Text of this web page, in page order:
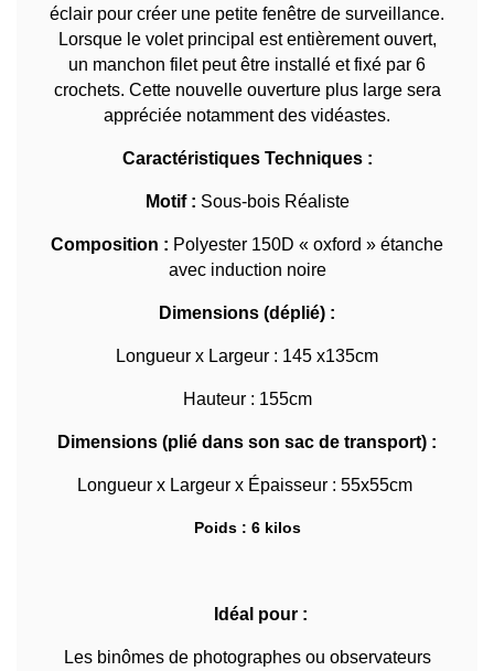
éclair pour créer une petite fenêtre de surveillance.
Lorsque le volet principal est entièrement ouvert,
un manchon filet peut être installé et fixé par 6
crochets. Cette nouvelle ouverture plus large sera
appréciée notamment des vidéastes.
Caractéristiques Techniques :
Motif : Sous-bois Réaliste
Composition : Polyester 150D « oxford » étanche
avec induction noire
Dimensions (déplié) :
Longueur x Largeur : 145 x135cm
Hauteur : 155cm
Dimensions (plié dans son sac de transport) :
Longueur x Largeur x Épaisseur : 55x55cm
Poids : 6 kilos
Idéal pour :
Les binômes de photographes ou observateurs